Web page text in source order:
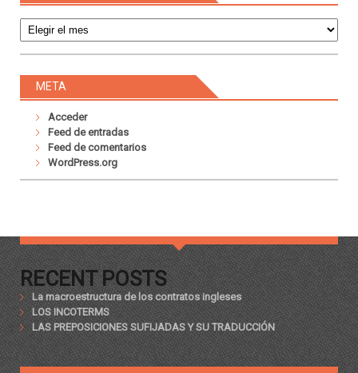
META
Acceder
Feed de entradas
Feed de comentarios
WordPress.org
RECENT POSTS
La macroestructura de los contratos ingleses
LOS INCOTERMS
LAS PREPOSICIONES SUFIJADAS Y SU TRADUCCIÓN